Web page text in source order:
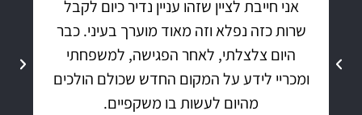
אני חייבת לציין שזהו עניין נדיר כיום לקבל
שרות כזה נפלא וזה מאוד מוערך בעיני. כבר
היום צלצלתי, לאחר הפגישה, למשפחתי
ומכריי לידע על המקום החדש שכולם הולכים
מהיום לעשות בו משקפיים.